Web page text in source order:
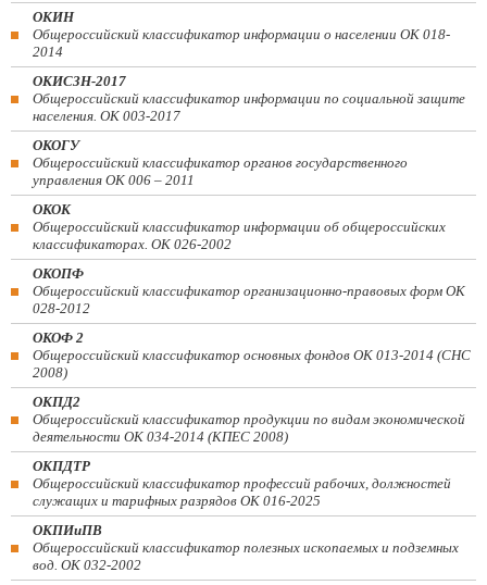
ОКИН
Общероссийский классификатор информации о населении ОК 018-
2014
ОКИСЗН-2017
Общероссийский классификатор информации по социальной защите
населения. ОК 003-2017
ОКОГУ
Общероссийский классификатор органов государственного
управления ОК 006 – 2011
ОКОК
Общероссийский классификатор информации об общероссийских
классификаторах. ОК 026-2002
ОКОПФ
Общероссийский классификатор организационно-правовых форм ОК
028-2012
ОКОФ 2
Общероссийский классификатор основных фондов ОК 013-2014 (СНС
2008)
ОКПД2
Общероссийский классификатор продукции по видам экономической
деятельности ОК 034-2014 (КПЕС 2008)
ОКПДТР
Общероссийский классификатор профессий рабочих, должностей
служащих и тарифных разрядов ОК 016-2025
ОКПИиПВ
Общероссийский классификатор полезных ископаемых и подземных
вод. ОК 032-2002